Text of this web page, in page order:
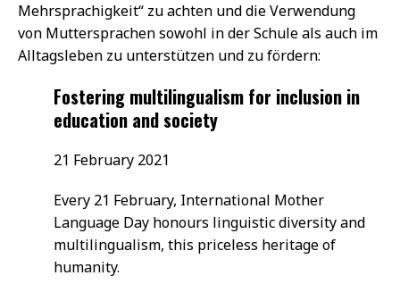
Mehrsprachigkeit“ zu achten und die Verwendung
von Muttersprachen sowohl in der Schule als auch im
Alltagsleben zu unterstützen und zu fördern:
Fostering multilingualism for inclusion in
education and society
21 February 2021
Every 21 February, International Mother
Language Day honours linguistic diversity and
multilingualism, this priceless heritage of
humanity.